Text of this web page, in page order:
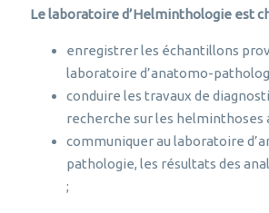
Le laboratoire d’Helminthologie est
enregistrer les échantillons
laboratoire d’anatomo-
conduire les travaux de
recherche sur les helminthoses
communiquer au laboratoire
pathologie, les résultats des
;